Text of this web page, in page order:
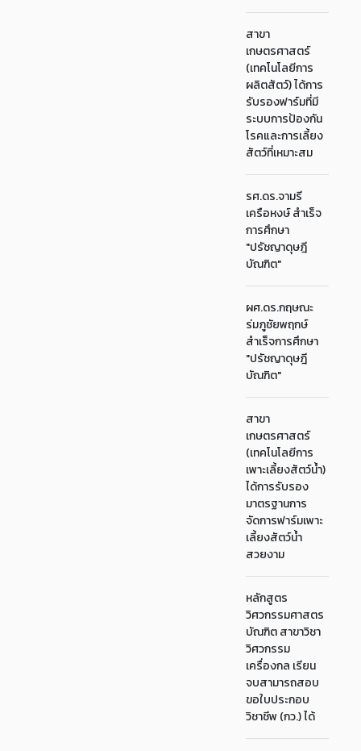
สาขา
เกษตรศาสตร์
(เทคโนโลยีการ
ผลิตสัตว์) ได้การ
รับรองฟาร์มที่มี
ระบบการป้องกัน
โรคและการเลี้ยง
สัตว์ที่เหมาะสม
รศ.ดร.จามรี
เครือหงษ์ สำเร็จ
การศึกษา
"ปรัชญาดุษฎี
บัณฑิต"
ผศ.ดร.กฤษณะ
ร่มภูชัยพฤกษ์
สำเร็จการศึกษา
"ปรัชญาดุษฎี
บัณฑิต"
สาขา
เกษตรศาสตร์
(เทคโนโลยีการ
เพาะเลี้ยงสัตว์น้ำ)
ได้การรับรอง
มาตรฐานการ
จัดการฟาร์มเพาะ
เลี้ยงสัตว์น้ำ
สวยงาม
หลักสูตร
วิศวกรรมศาสตร
บัณฑิต สาขาวิชา
วิศวกรรม
เครื่องกล เรียน
จบสามารถสอบ
ขอใบประกอบ
วิชาชีพ (กว.) ได้